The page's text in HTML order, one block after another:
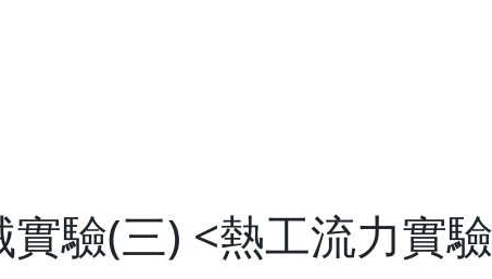
驗(三) <熱工流力實